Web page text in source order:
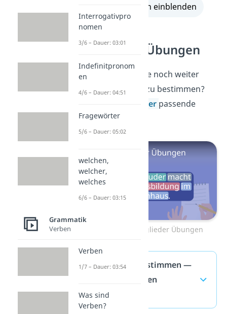
alle Lösungen einblenden
Satzglieder Übungen
Du möchtest gerne noch weiter
üben, Satzglieder zu bestimmen?
hier passende
Übungen!
Zum Video: Satzglieder Übungen
Satzglieder bestimmen —
häufigste Fragen
(ausklappen)
Interrogativpro
nomen
3/6 – Dauer: 03:01
Indefinitpronom
en
4/6 – Dauer: 04:51
Fragewörter
5/6 – Dauer: 05:02
welchen,
welcher,
welches
6/6 – Dauer: 03:15
Grammatik
Verben
Verben
1/7 – Dauer: 03:54
Was sind
Verben?